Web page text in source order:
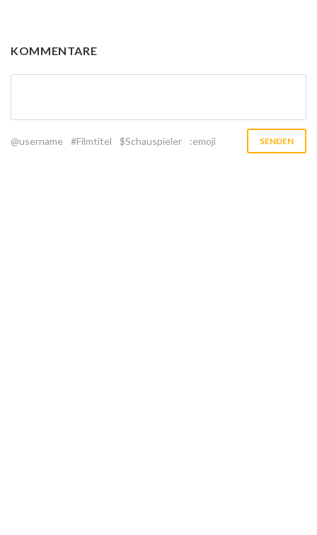
KOMMENTARE
@username #Filmtitel $Schauspieler :emoji